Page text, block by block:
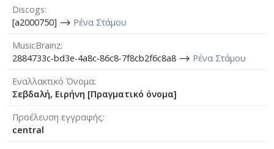
Discogs
[a2000750] ⟶ Ρένα Στάμου
MusicBrainz
2884733c-bd3e-4a8c-86c8-7f8cb2f6c8a8 ⟶ Ρένα Στάμου
Εναλλακτικό Όνομα
Σεβδαλή, Ειρήνη [Πραγματικό όνομα]
Προέλευση εγγραφής
central